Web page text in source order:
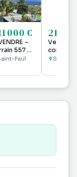
000 €
–
557 m²
à
–
– Vue
Paul
213
Vente
63 m²
Saint-